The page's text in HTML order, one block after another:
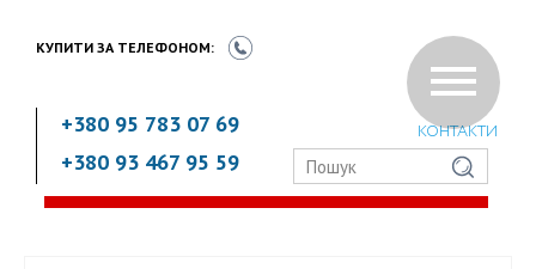
КУПИТИ ЗА ТЕЛЕФОНОМ:
+380 95 783 07 69
+380 93 467 95 59
КОНТАКТИ